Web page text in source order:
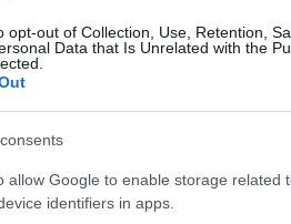
opt-out of Collection, Use, Retention,
Data that Is Unrelated with the
allow Google to enable storage related
identifiers in apps.
di seconda mano, veicoli
la costruzione dei fabbricati
nuovi e imbarcazioni,
i nuovi cicli di produzione,
le imprese artigiane
dei costi di garanzia
Confartigianato Sardegna.